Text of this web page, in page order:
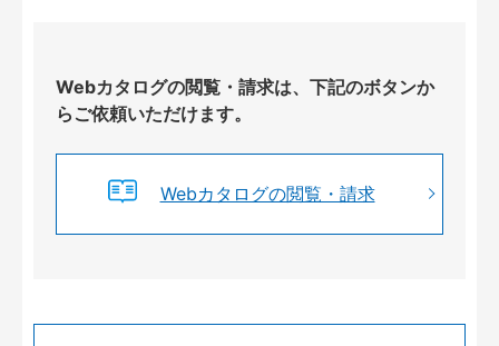
Webカタログの閲覧・請求は、下記のボタンか
らご依頼いただけます。
Webカタログの閲覧・請求